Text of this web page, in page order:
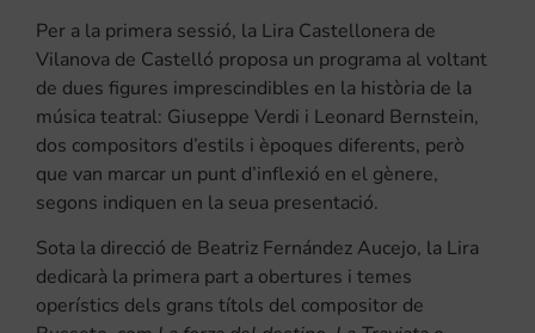
Per a la primera sessió, la Lira Castellonera de
Vilanova de Castelló proposa un programa al voltant
de dues figures imprescindibles en la història de la
música teatral: Giuseppe Verdi i Leonard Bernstein,
dos compositors d’estils i èpoques diferents, però
que van marcar un punt d’inflexió en el gènere,
segons indiquen en la seua presentació.
Sota la direcció de Beatriz Fernández Aucejo, la Lira
dedicarà la primera part a obertures i temes
operístics dels grans títols del compositor de